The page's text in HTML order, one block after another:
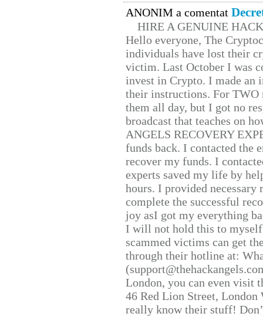
ANONIM a comentat
HIRE A GENUINE
Hello everyone, The
individuals have lost their
victim. Last October I was
invest in Crypto. I made
their instructions. For TWO
them all day, but I got no
broadcast that teaches on
ANGELS RECOVERY
funds back. I contacted the
recover my funds. I
experts saved my life by
hours. I provided
complete the successful
joy asI got my everything
I will not hold this to
scammed victims can get
through their hotline at:
London, you can even visit
46 Red Lion Street, London
really know their stuff!